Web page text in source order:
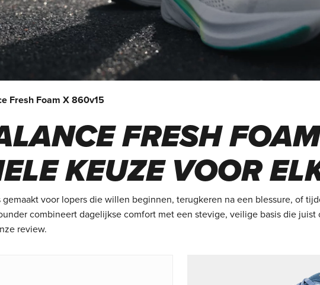
Fresh Foam X 860v15
FRESH
KEUZE VOOR
gemaakt voor lopers die willen beginnen, terugkeren na een blessure, of
combineert dagelijkse comfort met een stevige, veilige basis die juist
review.